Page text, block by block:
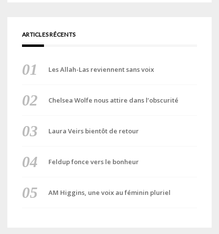
ARTICLES RÉCENTS
Les Allah-Las reviennent sans voix
Chelsea Wolfe nous attire dans l’obscurité
Laura Veirs bientôt de retour
Feldup fonce vers le bonheur
AM Higgins, une voix au féminin pluriel